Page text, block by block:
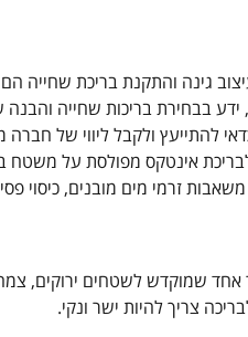
גינה והתקנת בריכת שחייה
בבחירת בריכות שחייה
להתייעץ ולקבל ליווי של
זרמי מים מובנים, כיסוי
שמוקדש לשטחים ירוקים,
צריך להיות ישר ונקי.